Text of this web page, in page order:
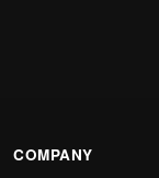
COMPANY